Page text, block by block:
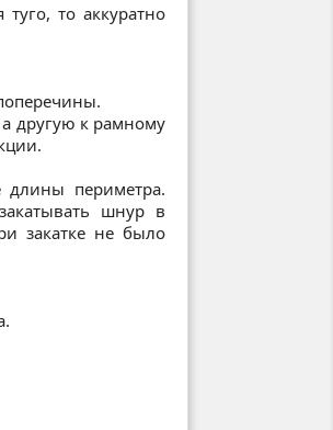
то аккуратно
другую к рамному
периметра.
шнур в
закатке не было